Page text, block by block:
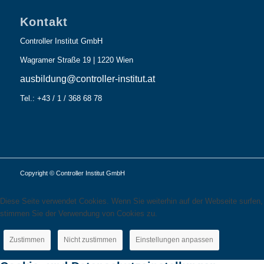
Kontakt
Controller Institut GmbH
Wagramer Straße 19 | 1220 Wien
ausbildung@controller-institut.at
Tel.: +43 / 1 / 368 68 78
Copyright © Controller Institut GmbH
Diese Seite verwendet Cookies. Wenn Sie weiterhin auf der Webseite surfen,
stimmen Sie der Verwendung von Cookies zu.
Zustimmen Nicht zustimmen Einstellungen anpassen